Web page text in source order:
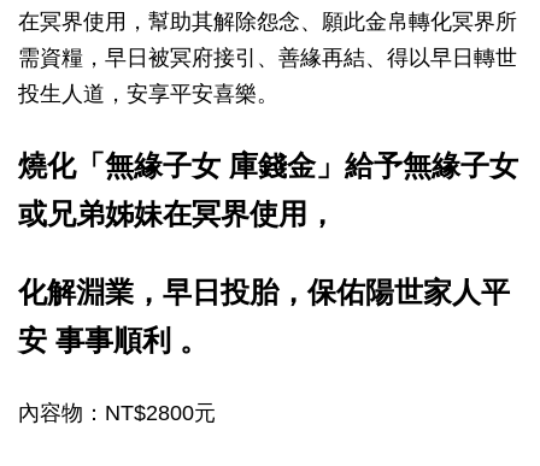
在冥界使用，幫助其解除怨念、願此金帛轉化冥界所
需資糧，早日被冥府接引、善緣再結、得以早日轉世
投生人道，安享平安喜樂。
燒化「無緣子女 庫錢金」給予無緣子女
或兄弟姊妹在冥界使用，
化解淵業，早日投胎，保佑陽世家人平
安 事事順利 。
內容物：NT$2800元